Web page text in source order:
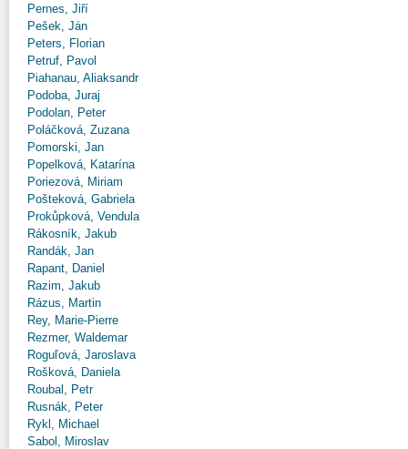
Pernes, Jiří
Pešek, Ján
Peters, Florian
Petruf, Pavol
Piahanau, Aliaksandr
Podoba, Juraj
Podolan, Peter
Poláčková, Zuzana
Pomorski, Jan
Popelková, Katarína
Poriezová, Miriam
Pošteková, Gabriela
Prokůpková, Vendula
Rákosník, Jakub
Randák, Jan
Rapant, Daniel
Razim, Jakub
Rázus, Martin
Rey, Marie-Pierre
Rezmer, Waldemar
Roguľová, Jaroslava
Rošková, Daniela
Roubal, Petr
Rusnák, Peter
Rykl, Michael
Sabol, Miroslav